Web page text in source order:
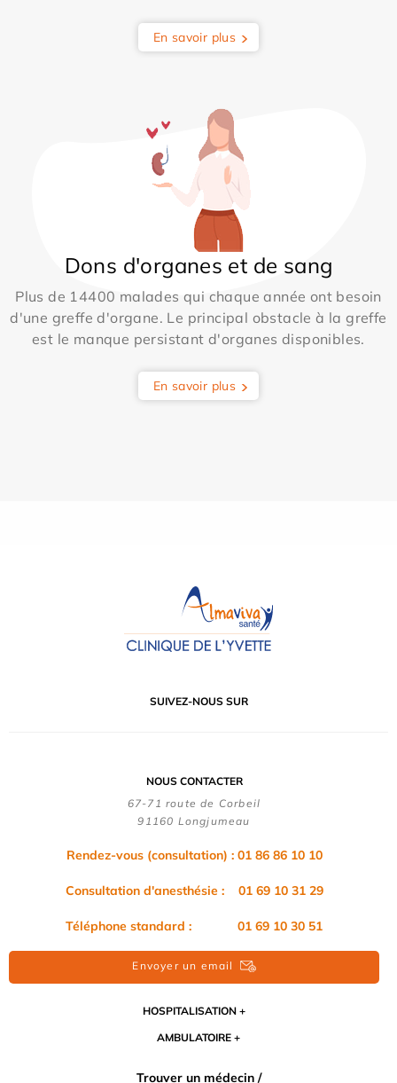
En savoir plus
Dons d'organes et de sang
Plus de 14400 malades qui chaque année ont besoin
d'une greffe d'organe. Le principal obstacle à la greffe
est le manque persistant d'organes disponibles.
En savoir plus
SUIVEZ-NOUS SUR
NOUS CONTACTER
67-71 route de Corbeil
91160 Longjumeau
Rendez-vous (consultation) : 01 86 86 10 10
Consultation d'anesthésie : 01 69 10 31 29
Téléphone standard : 01 69 10 30 51
Envoyer un email
HOSPITALISATION
AMBULATOIRE
Trouver un médecin /